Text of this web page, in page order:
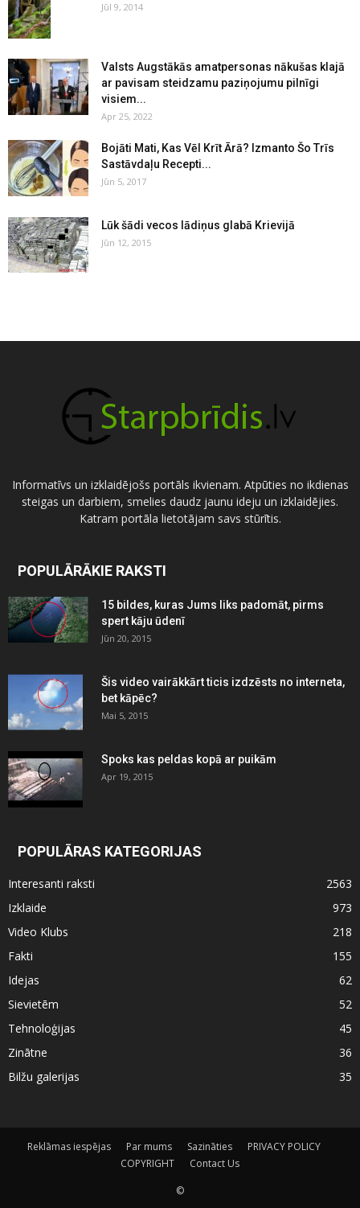
Jūl 9, 2014
Valsts Augstākās amatpersonas nākušas klajā
ar pavisam steidzamu paziņojumu pilnīgi
visiem...
Apr 25, 2022
Bojāti Mati, Kas Vēl Krīt Ārā? Izmanto Šo Trīs
Sastāvdaļu Recepti...
Jūn 5, 2017
Lūk šādi vecos lādiņus glabā Krievijā
Jūn 12, 2015
Informatīvs un izklaidējošs portāls ikvienam. Atpūties no ikdienas
steigas un darbiem, smelies daudz jaunu ideju un izklaidējies.
Katram portāla lietotājam savs stūrītis.
POPULĀRĀKIE RAKSTI
15 bildes, kuras Jums liks padomāt, pirms
spert kāju ūdenī
Jūn 20, 2015
Šis video vairākkārt ticis izdzēsts no interneta,
bet kāpēc?
Mai 5, 2015
Spoks kas peldas kopā ar puikām
Apr 19, 2015
POPULĀRAS KATEGORIJAS
Interesanti raksti
2563
Izklaide
973
Video Klubs
218
Fakti
155
Idejas
62
Sievietēm
52
Tehnoloģijas
45
Zinātne
36
Bilžu galerijas
35
Reklāmas iespējas Par mums Sazināties
PRIVACY POLICY
COPYRIGHT
Contact Us
©